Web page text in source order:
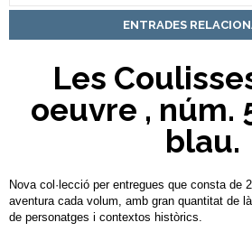
ENTRADES
Les
oeuvre , núm.
blau.
Nova col·lecció per entregues que consta de
aventura cada volum, amb gran quantitat de
de personatges i contextos històrics.